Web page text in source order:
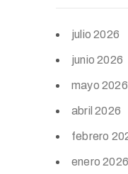
julio 2026
junio 2026
mayo 2026
abril 2026
febrero
enero 2026